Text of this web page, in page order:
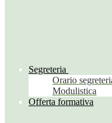
Segreteria
Orario
Modulistica
Offerta formativa